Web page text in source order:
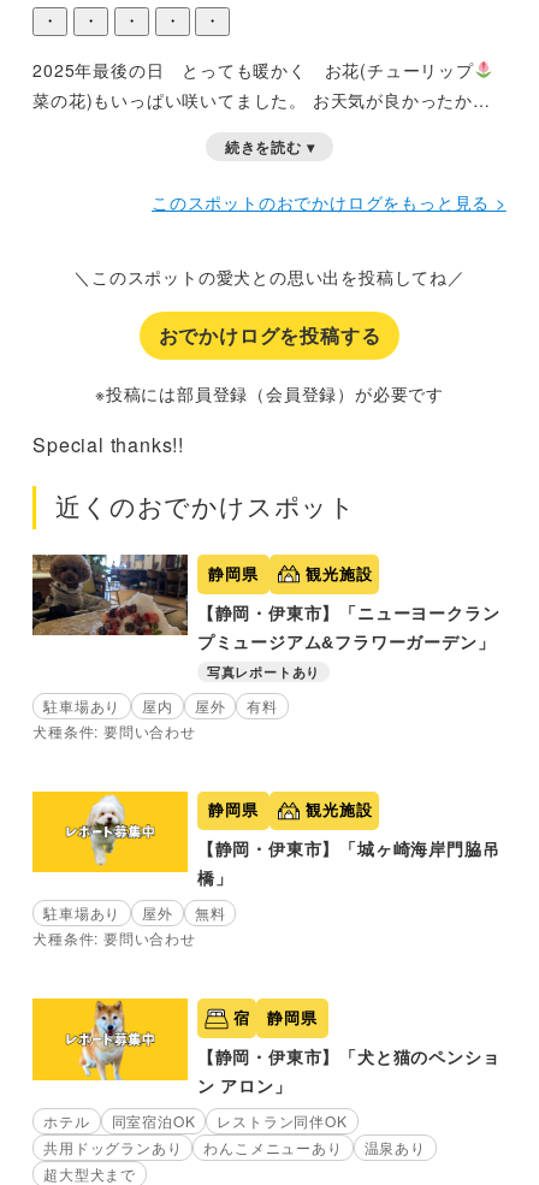
・ ・ ・ ・ ・
2025年最後の日 とっても暖かく お花(チューリップ
菜の花)もいっぱい咲いてました。
お天気が良かったから
続きを読む ▾
このスポットのおでかけログをもっと見る >
＼このスポットの愛犬との思い出を投稿してね／
おでかけログを投稿する
※投稿には部員登録（会員登録）が必要です
Special thanks!!
近くのおでかけスポット
静岡県 観光施設
【静岡・伊東市】「ニューヨークラン
プミュージアム&フラワーガーデン」
写真レポートあり
駐車場あり 屋内 屋外
有料
犬種条件: 要問い合わせ
静岡県 観光施設
【静岡・伊東市】「城ヶ崎海岸門脇吊
橋」
駐車場あり 屋外
無料
犬種条件: 要問い合わせ
宿 静岡県
【静岡・伊東市】「犬と猫のペンショ
ン アロン」
ホテル 同室宿泊OK
レストラン同伴OK
共用ドッグランあり
わんこメニューあり
温泉あり
超大型犬まで